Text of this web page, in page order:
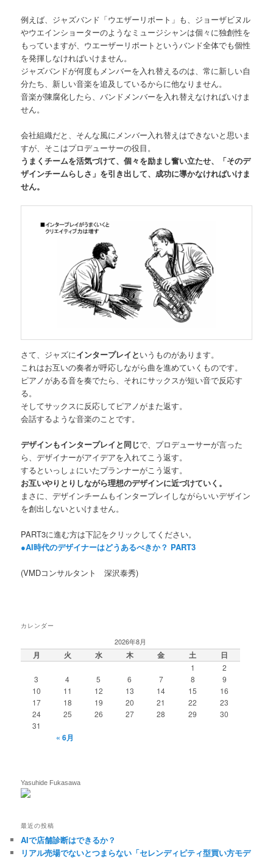
例えば、ジャズバンド「ウエザーリポート」も、ジョーザビヌル
やウエインショーターのようなミュージシャンは個々に独創性を
もっていますが、ウエーザーリポートというバンド全体でも個性
を発揮しなければいけません。
ジャズバンドが何度もメンバーを入れ替えるのは、常に新しい自
分たち、新しい音楽を追及しているからに他なりません。
音楽が陳腐化したら、バンドメンバーを入れ替えなければいけま
せん。
会社組織だと、そんな風にメンバー入れ替えはできないと思いま
すが、そこはプロデューサーの役目。
うまくチームを活気づけて、個々を励まし奮い立たせ、「そのデ
ザインチームらしさ」を引き出して、成功に導かなければいけま
せん。
さて、ジャズにインタープレイというものがあります。
これはお互いの奏者が呼応しながら曲を進めていくものです。
ピアノがある音を奏でたら、それにサックスが短い音で反応す
る。
そしてサックスに反応してピアノがまた返す。
会話するような音楽のことです。
デザインもインタープレイと同じで、プロデューサーが言った
ら、デザイナーがアイデアを入れてこう返す。
するといっしょにいたプランナーがこう返す。
お互いやりとりしながら理想のデザインに近づけていく。
まさに、デザインチームもインタープレイしながらいいデザイン
を創出しないといけません。
PART3に進む方は下記をクリックしてください。
●AI時代のデザイナーはどうあるべきか？ PART3
(VMDコンサルタント 深沢泰秀)
カレンダー
2026年8月
月 火 水 木 金 土 日
1
2
3
4 5 6 7 8
9
10
11 12 13 14 15
16
17
18 19 20 21 22
23
24
25 26 27 28 29
30
31
« 6月
Yasuhide Fukasawa
最近の投稿
AIで店舗診断はできるか？
リアル売場でないとつまらない「セレンディピティ型買い方モデ